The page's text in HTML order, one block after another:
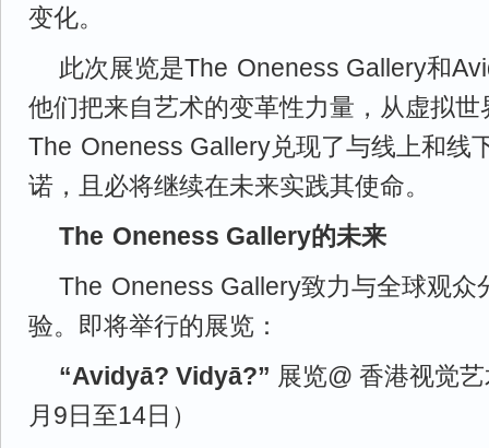
变化。
此次展览是The Oneness Gallery和
他们把来自艺术的变革性力量，从虚拟
The Oneness Gallery兑现了与线上和线
诺，且必将继续在未来实践其使命。
The Oneness Gallery的未来
The Oneness Gallery致力与全球观众
验。即将举行的展览：
“Avidyā? Vidyā?” 展览@ 香港视觉
月9日至14日）